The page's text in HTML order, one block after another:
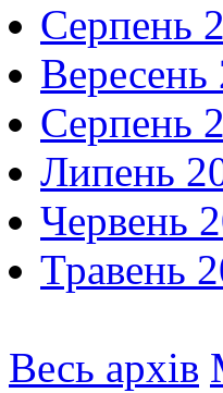
Серпень
Вересень
Серпень
Липень
Червень
Травень
Весь архів